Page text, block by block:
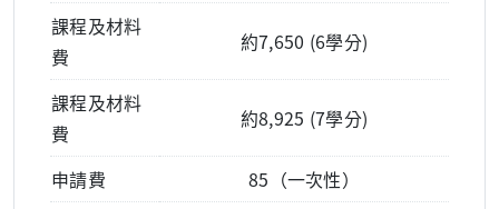
課程及材料
費
約7,650 (6學分)
課程及材料
費
約8,925 (7學分)
申請費
85（一次性）